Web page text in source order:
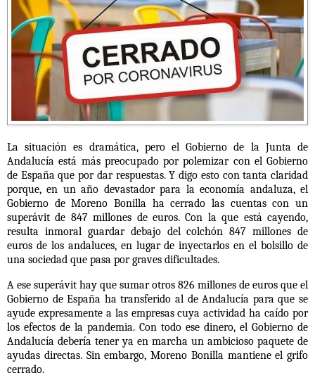
La situación es dramática, pero el Gobierno de la Junta de
Andalucía está más preocupado por polemizar con el Gobierno
de España que por dar respuestas. Y digo esto con tanta claridad
porque, en un año devastador para la economía andaluza, el
Gobierno de Moreno Bonilla ha cerrado las cuentas con un
superávit de 847 millones de euros. Con la que está cayendo,
resulta inmoral guardar debajo del colchón 847 millones de
euros de los andaluces, en lugar de inyectarlos en el bolsillo de
una sociedad que pasa por graves dificultades.
A ese superávit hay que sumar otros 826 millones de euros que el
Gobierno de España ha transferido al de Andalucía para que se
ayude expresamente a las empresas cuya actividad ha caído por
los efectos de la pandemia. Con todo ese dinero, el Gobierno de
Andalucía debería tener ya en marcha un ambicioso paquete de
ayudas directas. Sin embargo, Moreno Bonilla mantiene el grifo
cerrado.